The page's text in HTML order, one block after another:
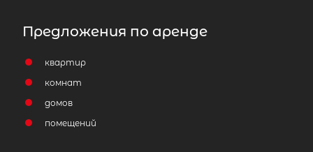
Предложения по аренде
квартир
комнат
домов
помещений